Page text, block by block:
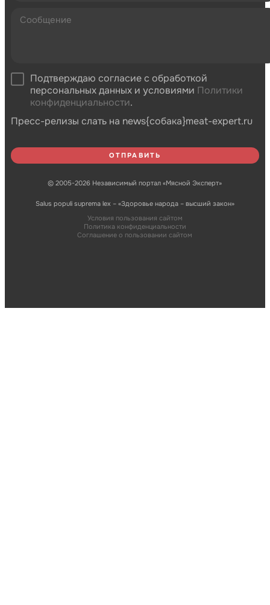
Подтверждаю согласие с обработкой
персональных данных и условиями Политики
конфиденциальности.
Пресс-релизы слать на news{собака}meat-expert.ru
© 2005-2026 Независимый портал «Мясной Эксперт»
Salus populi suprema lex – «Здоровье народа – высший закон»
Условия пользования сайтом
Политика конфиденциальности
Соглашение о пользовании сайтом